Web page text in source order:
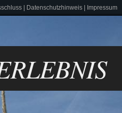
Datenschutzhinweis Impressum